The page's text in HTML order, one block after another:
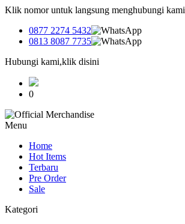
Klik nomor untuk langsung menghubungi kami
0877 2274 5432
0813 8087 7735
Hubungi kami,klik disini
0
Menu
Home
Hot Items
Terbaru
Pre Order
Sale
Kategori